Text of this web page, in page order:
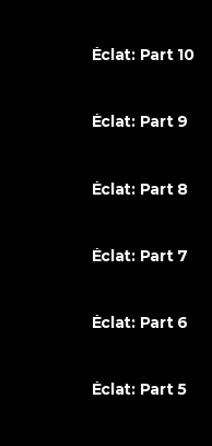
Éclat: Part 10
Éclat: Part 9
Éclat: Part 8
Éclat: Part 7
Éclat: Part 6
Éclat: Part 5